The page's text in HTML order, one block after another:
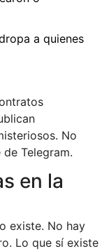
a quienes
No
Telegram.
en la
existe. No hay
Lo que sí existe